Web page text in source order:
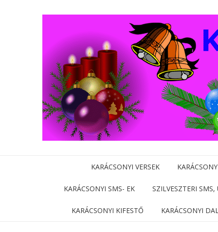
KARÁCSONYI VERSEK
KARÁCSONYI SMS- EK SZILVESZTERI SMS,
KARÁCSONYI KIFESTŐ KARÁCSONYI